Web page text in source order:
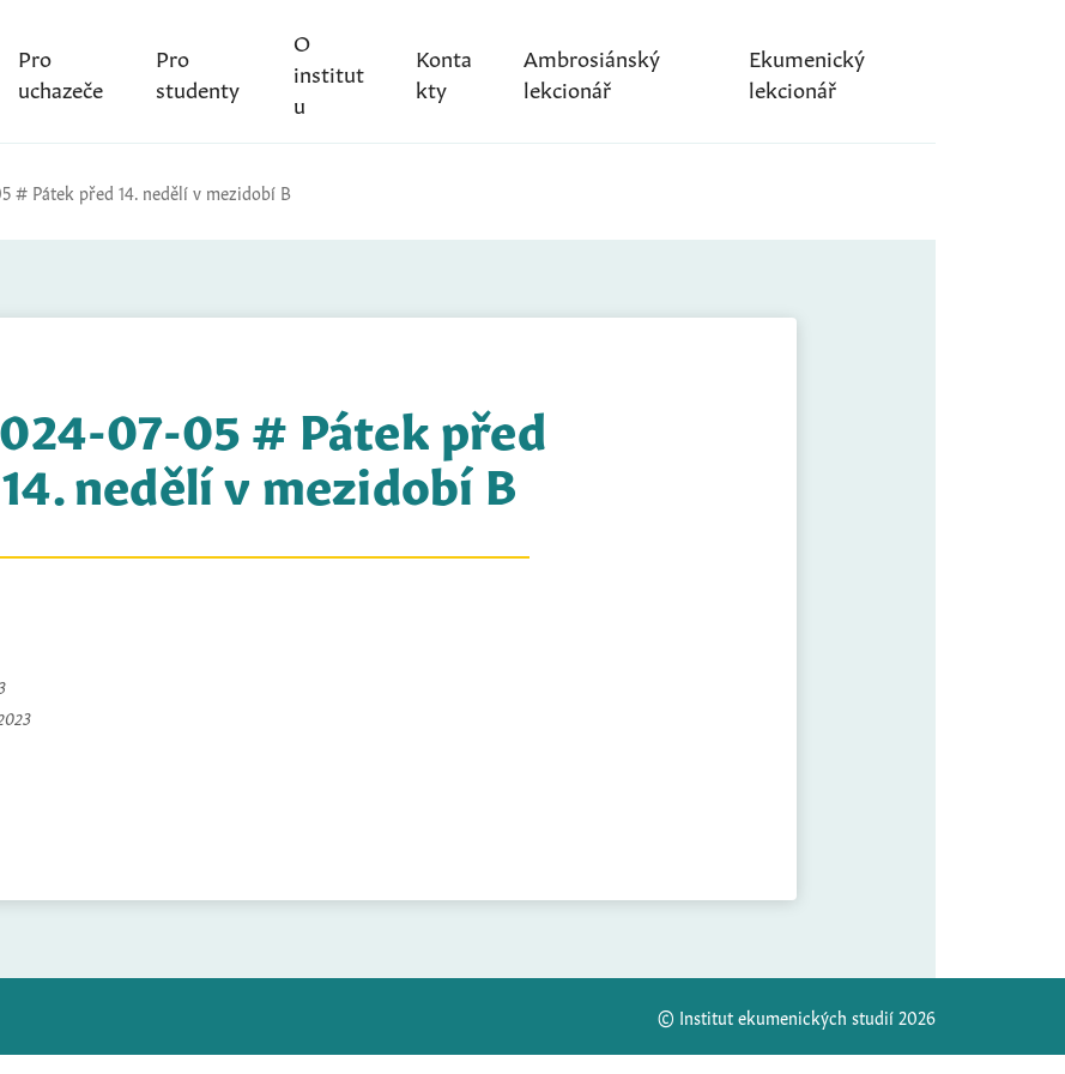
Pro
uchazeče
Pro
studenty
O
institut
u
Konta
kty
Ambrosiánský
lekcionář
Ekumenický
lekcionář
# Pátek před 14. nedělí v mezidobí B
07-05 # Pátek před
14. nedělí v mezidobí B
© Institut ekumenických studií 2026